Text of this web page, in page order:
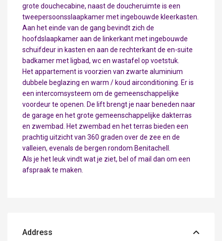
grote douchecabine, naast de doucheruimte is een
tweepersoonsslaapkamer met ingebouwde kleerkasten.
Aan het einde van de gang bevindt zich de
hoofdslaapkamer aan de linkerkant met ingebouwde
schuifdeur in kasten en aan de rechterkant de en-suite
badkamer met ligbad, wc en wastafel op voetstuk.
Het appartement is voorzien van zwarte aluminium
dubbele beglazing en warm / koud airconditioning. Er is
een intercomsysteem om de gemeenschappelijke
voordeur te openen. De lift brengt je naar beneden naar
de garage en het grote gemeenschappelijke dakterras
en zwembad. Het zwembad en het terras bieden een
prachtig uitzicht van 360 graden over de zee en de
valleien, evenals de bergen rondom Benitachell.
Als je het leuk vindt wat je ziet, bel of mail dan om een
afspraak te maken.
Address